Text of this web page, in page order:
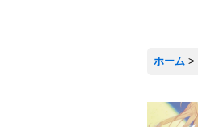
ホーム >